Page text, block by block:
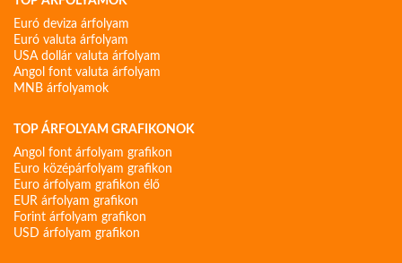
Euró deviza árfolyam
Euró valuta árfolyam
USA dollár valuta árfolyam
Angol font valuta árfolyam
MNB árfolyamok
TOP ÁRFOLYAM GRAFIKONOK
Angol font árfolyam grafikon
Euro középárfolyam grafikon
Euro árfolyam grafikon élő
EUR árfolyam grafikon
Forint árfolyam grafikon
USD árfolyam grafikon